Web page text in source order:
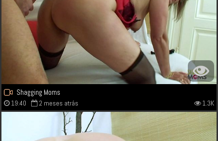
Shagging Moms
19:40 2 meses atrás 1.3K